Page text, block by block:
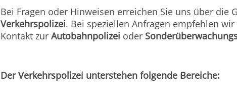
Bei Fragen oder Hinweisen erreichen Sie uns über die
Verkehrspolizei. Bei speziellen Anfragen empfehlen
Kontakt zur Autobahnpolizei oder
Der Verkehrspolizei unterstehen folgende Bereiche: